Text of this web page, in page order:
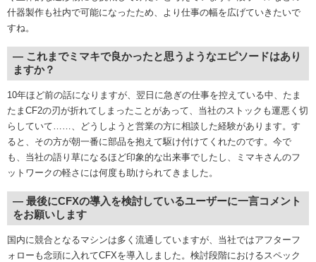
什器製作も社内で可能になったため、より仕事の幅を広げていきたいで
すね。
― これまでミマキで良かったと思うようなエピソードはあり
ますか？
10年ほど前の話になりますが、翌日に急ぎの仕事を控えている中、たま
たまCF2の刃が折れてしまったことがあって、当社のストックも運悪く切
らしていて……、どうしようと営業の方に相談した経験があります。す
ると、その方が朝一番に部品を抱えて駆け付けてくれたのです。今で
も、当社の語り草になるほど印象的な出来事でしたし、ミマキさんのフ
ットワークの軽さには何度も助けられてきました。
― 最後にCFXの導入を検討しているユーザーに一言コメント
をお願いします
国内に競合となるマシンは多く流通していますが、当社ではアフターフ
ォローも念頭に入れてCFXを導入しました。検討段階におけるスペック